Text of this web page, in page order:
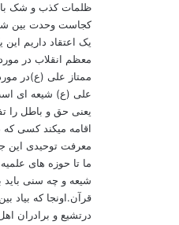
ظلمات کذب و شک
کجاست وحدت بین
یک اعتقاد داریم
معظم انقلاب در
ممتاز علی (ع)در
علی (ع) شیعه ای
یعنی حق و باطل را
اقامه میکند کسی
معرفت توحیدی این
ما تا حوزه های
شیعه و چه سنی باید
قرآن.اونجا که بیاد
درتشیع و برادران